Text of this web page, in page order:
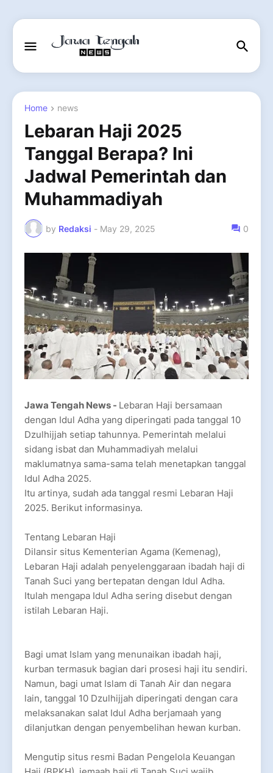
Home news
Lebaran Haji 2025
Tanggal Berapa? Ini
Jadwal Pemerintah dan
Muhammadiyah
by Redaksi - May 29, 2025 0
Jawa Tengah News - Lebaran Haji bersamaan
dengan Idul Adha yang diperingati pada tanggal 10
Dzulhijjah setiap tahunnya. Pemerintah melalui
sidang isbat dan Muhammadiyah melalui
maklumatnya sama-sama telah menetapkan tanggal
Idul Adha 2025.
Itu artinya, sudah ada tanggal resmi Lebaran Haji
2025. Berikut informasinya.
Tentang Lebaran Haji
Dilansir situs Kementerian Agama (Kemenag),
Lebaran Haji adalah penyelenggaraan ibadah haji di
Tanah Suci yang bertepatan dengan Idul Adha.
Itulah mengapa Idul Adha sering disebut dengan
istilah Lebaran Haji.
Bagi umat Islam yang menunaikan ibadah haji,
kurban termasuk bagian dari prosesi haji itu sendiri.
Namun, bagi umat Islam di Tanah Air dan negara
lain, tanggal 10 Dzulhijjah diperingati dengan cara
melaksanakan salat Idul Adha berjamaah yang
dilanjutkan dengan penyembelihan hewan kurban.
Mengutip situs resmi Badan Pengelola Keuangan